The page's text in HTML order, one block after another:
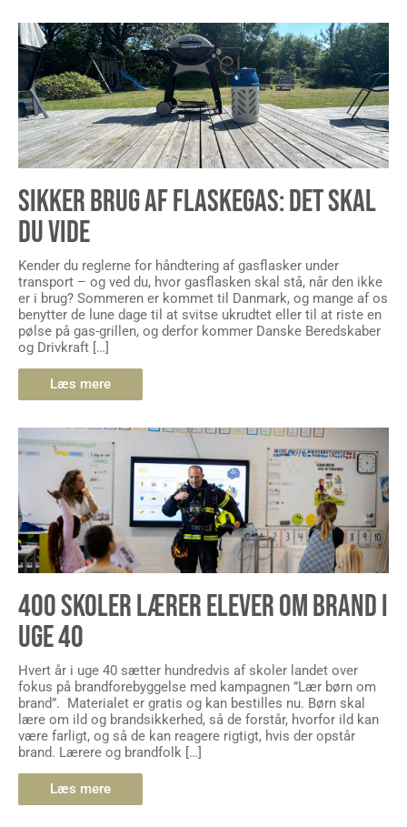
SIKKER BRUG AF FLASKEGAS: DET SKAL
DU VIDE
Kender du reglerne for håndtering af gasflasker under
transport – og ved du, hvor gasflasken skal stå, når den ikke
er i brug? Sommeren er kommet til Danmark, og mange af os
benytter de lune dage til at svitse ukrudtet eller til at riste en
pølse på gas-grillen, og derfor kommer Danske Beredskaber
og Drivkraft […]
Læs mere
400 SKOLER LÆRER ELEVER OM BRAND I
UGE 40
Hvert år i uge 40 sætter hundredvis af skoler landet over
fokus på brandforebyggelse med kampagnen ”Lær børn om
brand”. Materialet er gratis og kan bestilles nu. Børn skal
lære om ild og brandsikkerhed, så de forstår, hvorfor ild kan
være farligt, og så de kan reagere rigtigt, hvis der opstår
brand. Lærere og brandfolk […]
Læs mere